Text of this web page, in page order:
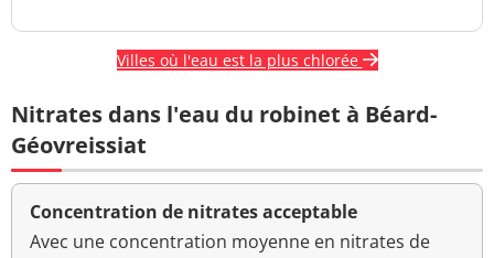
Villes où l'eau est la plus chlorée
Nitrates dans l'eau du robinet à Béard-
Géovreissiat
Concentration de nitrates acceptable
Avec une concentration moyenne en nitrates de